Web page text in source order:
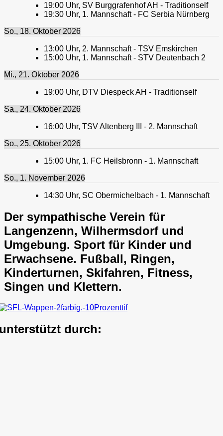
19:00 Uhr, SV Burggrafenhof AH - Traditionself
19:30 Uhr, 1. Mannschaft - FC Serbia Nürnberg
So., 18. Oktober 2026
13:00 Uhr, 2. Mannschaft - TSV Emskirchen
15:00 Uhr, 1. Mannschaft - STV Deutenbach 2
Mi., 21. Oktober 2026
19:00 Uhr, DTV Diespeck AH - Traditionself
Sa., 24. Oktober 2026
16:00 Uhr, TSV Altenberg III - 2. Mannschaft
So., 25. Oktober 2026
15:00 Uhr, 1. FC Heilsbronn - 1. Mannschaft
So., 1. November 2026
14:30 Uhr, SC Obermichelbach - 1. Mannschaft
Der sympathische Verein für
Langenzenn, Wilhermsdorf und
Umgebung. Sport für Kinder und
Erwachsene. Fußball, Ringen,
Kinderturnen, Skifahren, Fitness,
Singen und Klettern.
durch: